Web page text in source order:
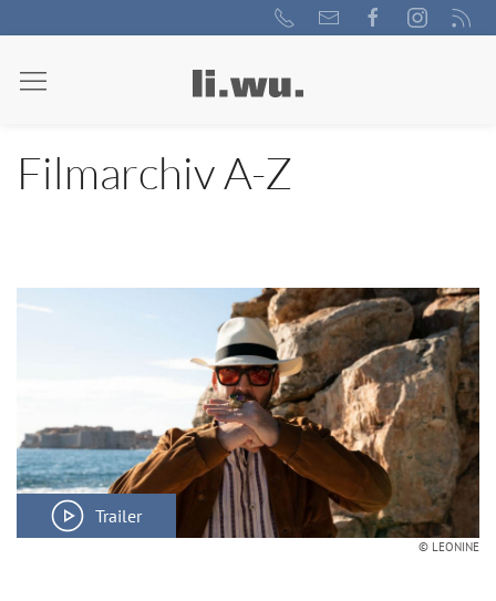
Filmarchiv A-Z
Trailer
© LEONINE